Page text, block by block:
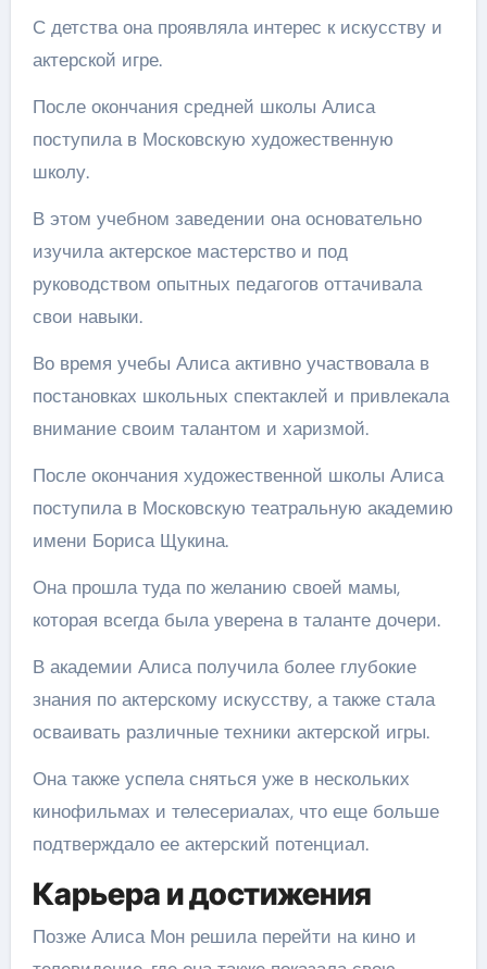
С детства она проявляла интерес к искусству и
актерской игре.
После окончания средней школы Алиса
поступила в Московскую художественную
школу.
В этом учебном заведении она основательно
изучила актерское мастерство и под
руководством опытных педагогов оттачивала
свои навыки.
Во время учебы Алиса активно участвовала в
постановках школьных спектаклей и привлекала
внимание своим талантом и харизмой.
После окончания художественной школы Алиса
поступила в Московскую театральную академию
имени Бориса Щукина.
Она прошла туда по желанию своей мамы,
которая всегда была уверена в таланте дочери.
В академии Алиса получила более глубокие
знания по актерскому искусству, а также стала
осваивать различные техники актерской игры.
Она также успела сняться уже в нескольких
кинофильмах и телесериалах, что еще больше
подтверждало ее актерский потенциал.
Карьера и достижения
Позже Алиса Мон решила перейти на кино и